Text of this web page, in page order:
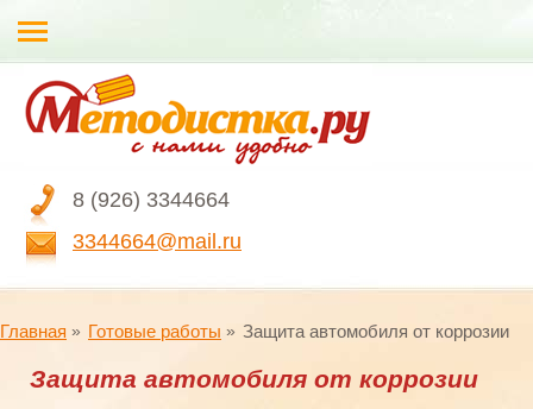
8 (926) 3344664
3344664@mail.ru
Главная Готовые работы Защита автомобиля от коррозии
Защита автомобиля от коррозии